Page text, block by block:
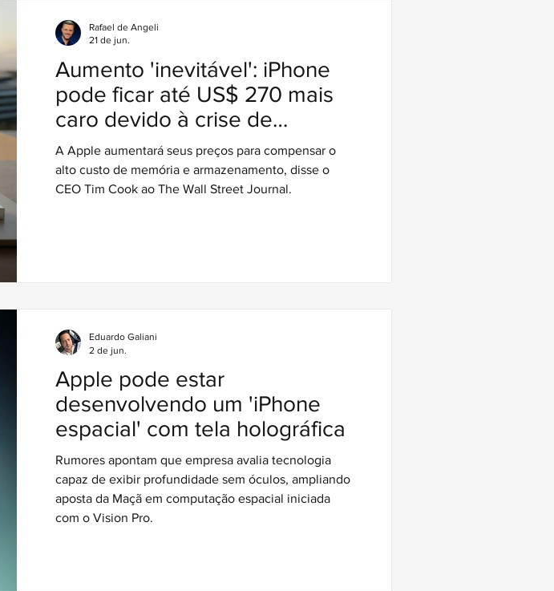
Aumento 'inevitável': iPhone
pode ficar até US$ 270 mais
caro devido à crise de
memória e armazenamento
A Apple aumentará seus preços para compensar o
alto custo de memória e armazenamento, disse o
CEO Tim Cook ao The Wall Street Journal.
Rafael de Angeli
21 de jun.
Apple pode estar
desenvolvendo um 'iPhone
espacial' com tela holográfica
Rumores apontam que empresa avalia tecnologia
capaz de exibir profundidade sem óculos, ampliando
aposta da Maçã em computação espacial iniciada
com o Vision Pro.
Eduardo Galiani
2 de jun.